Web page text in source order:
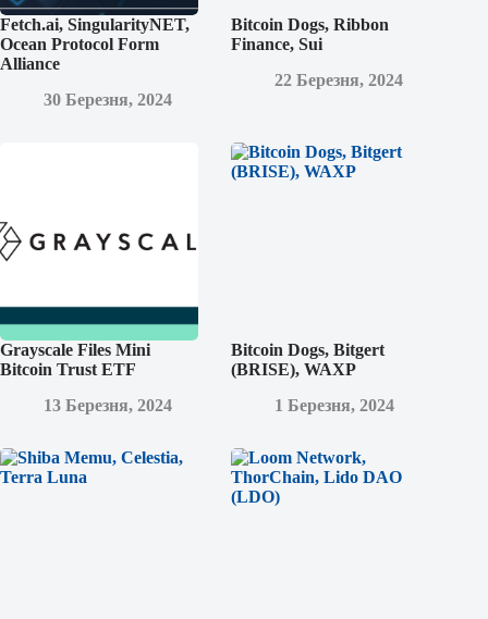
Fetch.ai, SingularityNET,
Ocean Protocol Form
Alliance
30 Березня, 2024
Bitcoin Dogs, Ribbon
Finance, Sui
22 Березня, 2024
Grayscale Files Mini
Bitcoin Trust ETF
13 Березня, 2024
Bitcoin Dogs, Bitgert
(BRISE), WAXP
1 Березня, 2024